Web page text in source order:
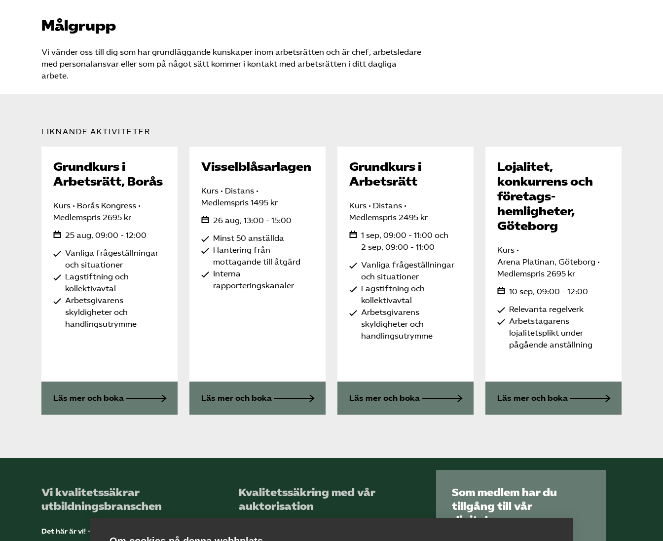
Målgrupp
Vi vänder oss till dig som har grundläggande kunskaper inom arbetsrätten och är chef, arbetsledare
med personalansvar eller som på något sätt kommer i kontakt med arbetsrätten i ditt dagliga
arbete.
LIKNANDE AKTIVITETER
Grundkurs i
Arbetsrätt, Borås
Kurs
Borås Kongress
Medlemspris 2695 kr
25 aug, 09:00 - 12:00
Vanliga frågeställningar
och situationer
Lagstiftning och
kollektivavtal
Arbetsgivarens
skyldigheter och
handlingsutrymme
Läs mer och boka
Visselblåsarlagen
Kurs
Distans
Medlemspris 1495 kr
26 aug, 13:00 - 15:00
Minst 50 anställda
Hantering från
mottagande till åtgärd
Interna
rapporteringskanaler
Läs mer och boka
Grundkurs i
Arbetsrätt
Kurs
Distans
Medlemspris 2495 kr
1 sep, 09:00 - 11:00 och
2 sep, 09:00 - 11:00
Vanliga frågeställningar
och situationer
Lagstiftning och
kollektivavtal
Arbetsgivarens
skyldigheter och
handlingsutrymme
Läs mer och boka
Lojalitet,
konkurrens och
företags-
hemligheter,
Göteborg
Kurs
Arena Platinan, Göteborg
Medlemspris 2695 kr
10 sep, 09:00 - 12:00
Relevanta regelverk
Arbetstagarens
lojalitetsplikt under
pågående anställning
Läs mer och boka
Vi kvalitetssäkrar
utbildningsbranschen
Det här är vi!
Kvalitetssäkring med vår
auktorisation
Som medlem har du
tillgång till vår
digitala